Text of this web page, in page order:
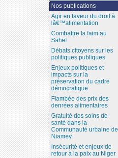
Nos publications
Agir en faveur du droit à
lâ€™alimentation
Combattre la faim au
Sahel
Débats citoyens sur les
politiques publiques
Enjeux politiques et
impacts sur la
préservation du cadre
démocratique
Flambée des prix des
denrées alimentaires
Gratuité des soins de
santé dans la
Communauté urbaine de
Niamey
Insécurité et enjeux de
retour à la paix au Niger